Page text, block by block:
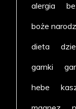
alergia
boże
dieta
garnki
hebe